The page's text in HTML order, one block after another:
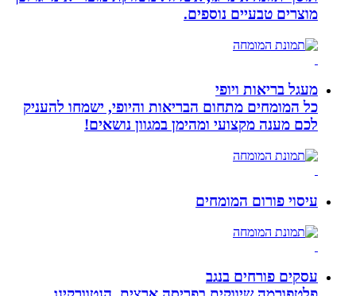
מוצרים טבעיים נוספים.
מעגל בריאות ויופי
כל המומחים מתחום הבריאות והיופי, ישמחו להעניק
לכם מענה מקצועי ומהימן במגוון נושאים!
עיסוי פורום המומחים
עסקים פורחים בנגב